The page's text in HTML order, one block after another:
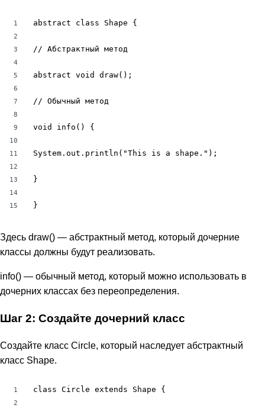
1
2
3
4
5
6
7
8
9
10
11
12
13
14
15
abstract class Shape {
// Абстрактный метод
abstract void draw();
// Обычный метод
void info() {
System.out.println("This is a shape.");
}
}
Здесь draw() — абстрактный метод, который дочерние
классы должны будут реализовать.
info() — обычный метод, который можно использовать в
дочерних классах без переопределения.
Шаг 2: Создайте дочерний класс
Создайте класс Circle, который наследует абстрактный
класс Shape.
1
2
class Circle extends Shape {